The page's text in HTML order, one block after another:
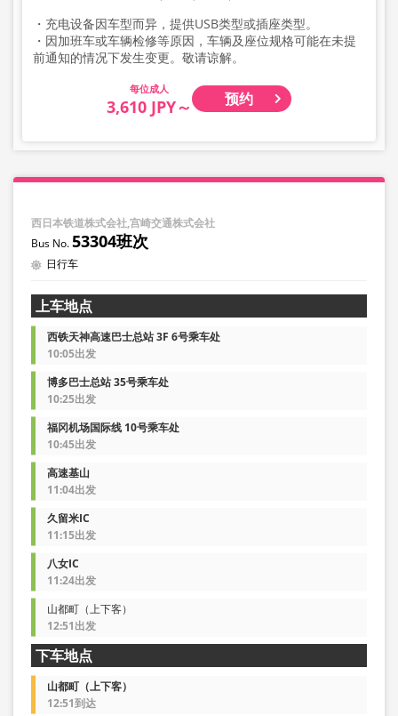
・充电设备因车型而异，提供USB类型或插座类型。
・因加班车或车辆检修等原因，车辆及座位规格可能在未提
前通知的情况下发生变更。敬请谅解。
成人
3,610 JPY～ 预约
西日本铁道株式会社,宫崎交通株式会社
53304班次
日行车
上车地点
西铁天神高速巴士总站 3F 6号乘车处
10:05出发
博多巴士总站 35号乘车处
10:25出发
福冈机场国际线 10号乘车处
10:45出发
高速基山
11:04出发
久留米IC
11:15出发
八女IC
11:24出发
山都町（上下客）
12:51出发
下车地点
山都町（上下客）
12:51到达